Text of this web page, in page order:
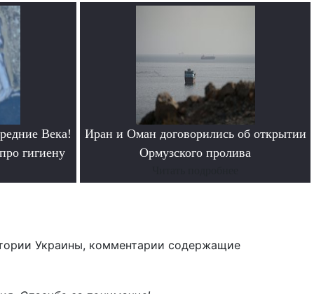
Века!
гигиену
Иран и Оман договорились об открытии
Ормузского пролива
Украины, комментарии содержащие